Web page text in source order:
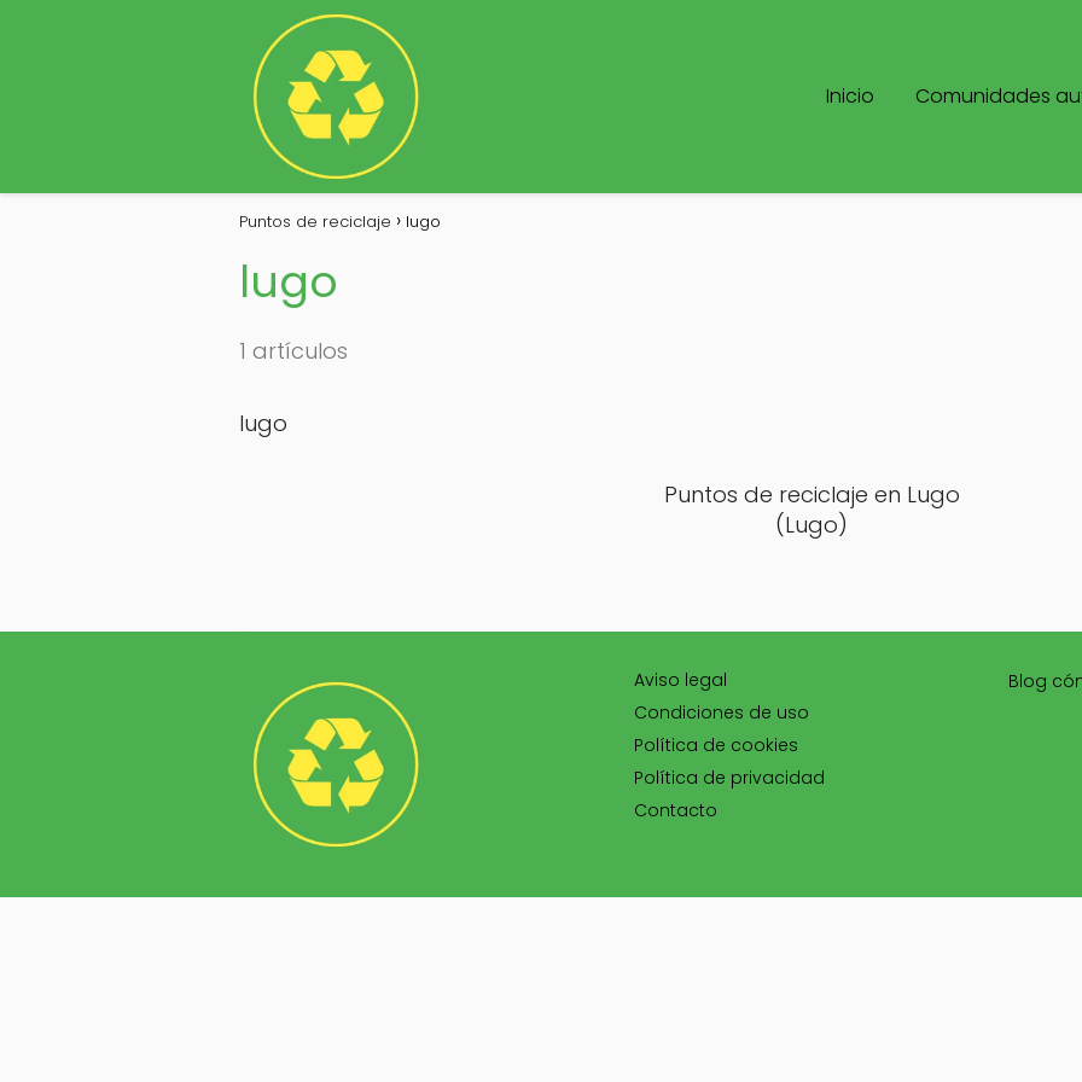
Inicio Comunidades
Puntos de reciclaje lugo
lugo
1 artículos
lugo
Puntos de reciclaje en Lugo
(Lugo)
Aviso legal
Condiciones de uso
Política de cookies
Política de privacidad
Contacto
Blog